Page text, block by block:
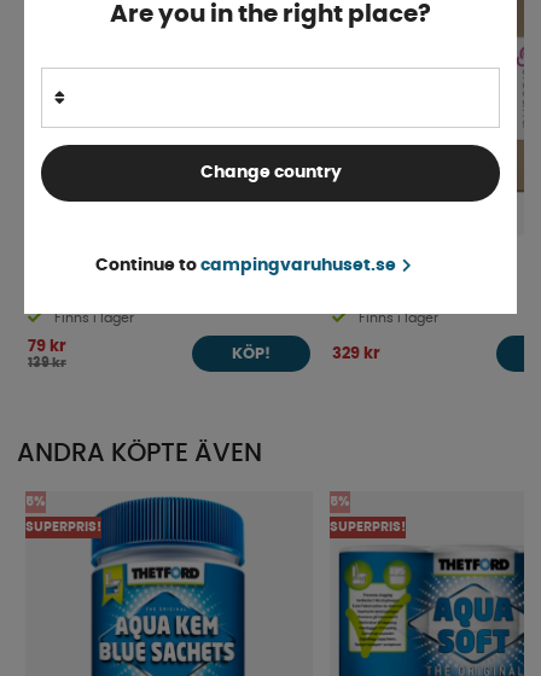
Toalettborste Silikon
Finns i lager
79 kr
139 kr
KÖP!
Clesana Folieliner C1
Finns i lager
329 kr
ANDRA KÖPTE ÄVEN
5%
SUPERPRIS!
5%
SUPERPRIS!
Are you in the right place?
Change country
Continue to campingvaruhuset.se